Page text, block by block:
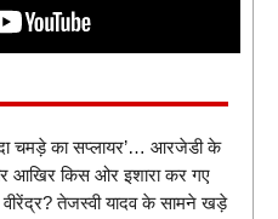
चमड़े का सप्लायर’… आरजेडी के
आखिर किस ओर इशारा कर गए
वीरेंद्र? तेजस्वी यादव के सामने खड़े